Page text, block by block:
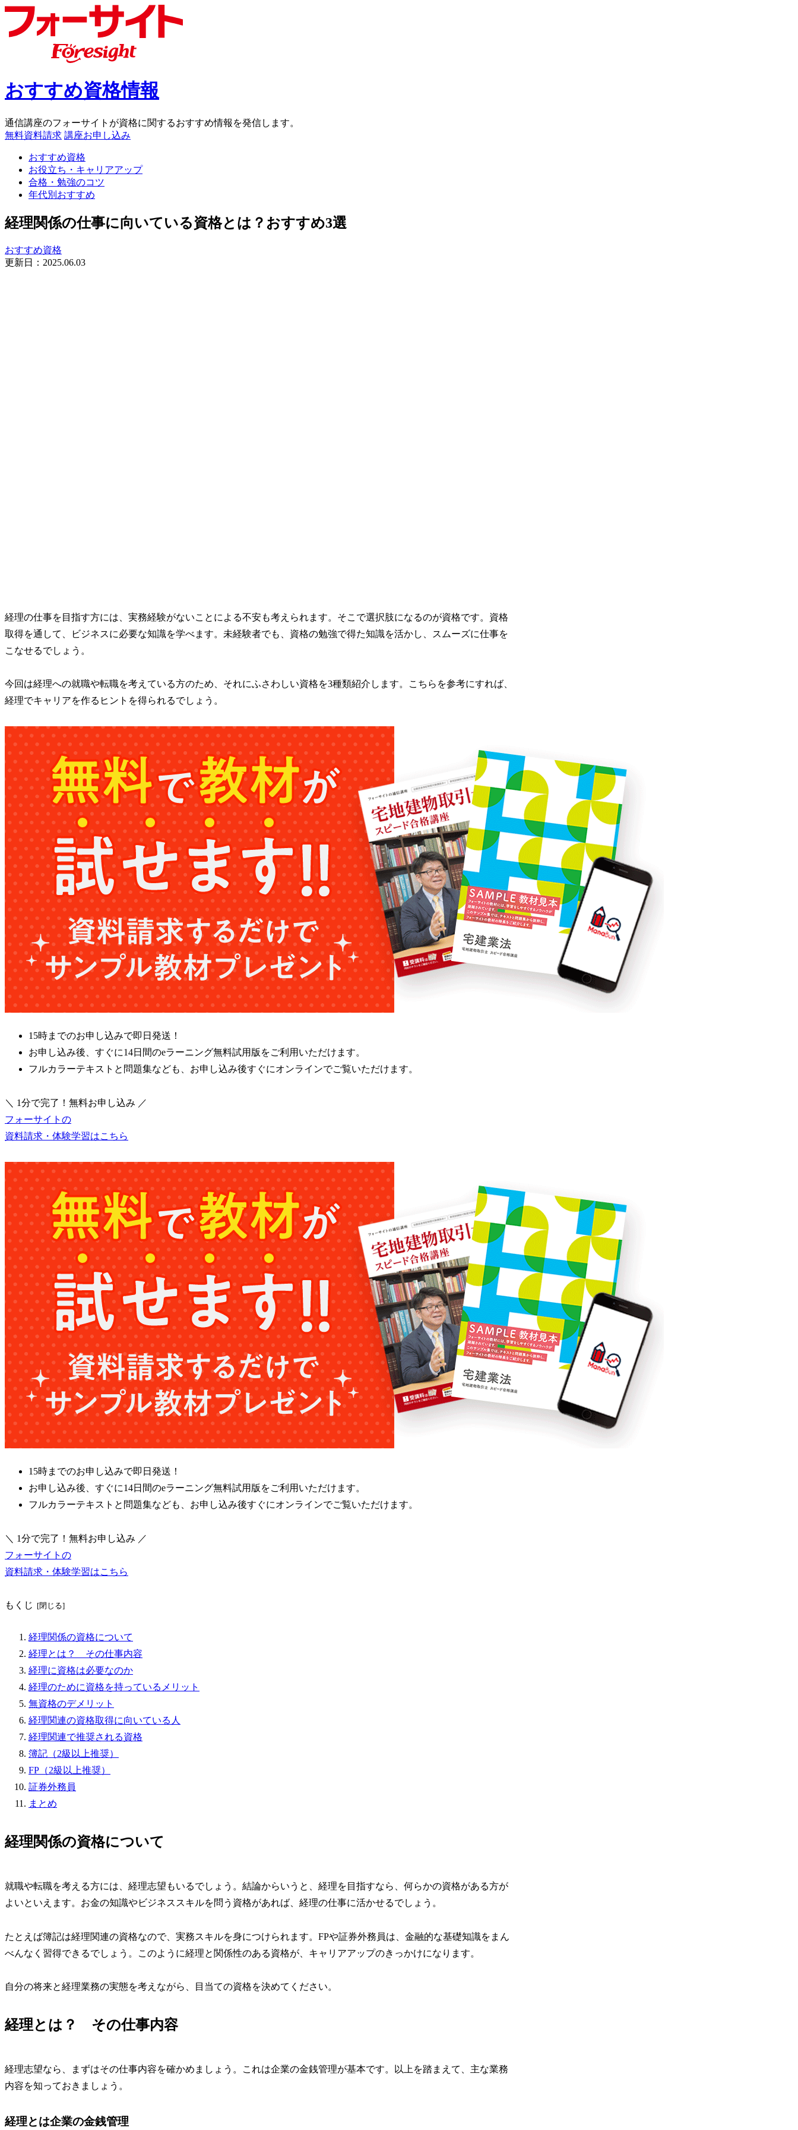
おすすめ資格情報
通信講座のフォーサイトが資格に関するおすすめ情報を発信します。
無料資料請求 講座お申し込み
おすすめ資格
お役立ち・キャリアアップ
合格・勉強のコツ
年代別おすすめ
経理関係の仕事に向いている資格とは？おすすめ3選
おすすめ資格
更新日： 2025.06.03
経理の仕事を目指す方には、実務経験がないことによる不安も考えられます。そこで選択肢になるのが資格です。資格
取得を通して、ビジネスに必要な知識を学べます。未経験者でも、資格の勉強で得た知識を活かし、スムーズに仕事を
こなせるでしょう。
今回は経理への就職や転職を考えている方のため、それにふさわしい資格を3種類紹介します。こちらを参考にすれば、
経理でキャリアを作るヒントを得られるでしょう。
15時までのお申し込みで即日発送！
お申し込み後、すぐに14日間のeラーニング無料試用版をご利用いただけます。
フルカラーテキストと問題集なども、お申し込み後すぐにオンラインでご覧いただけます。
＼ 1分で完了！無料お申し込み ／
フォーサイトの
資料請求・体験学習はこちら
15時までのお申し込みで即日発送！
お申し込み後、すぐに14日間のeラーニング無料試用版をご利用いただけます。
フルカラーテキストと問題集なども、お申し込み後すぐにオンラインでご覧いただけます。
＼ 1分で完了！無料お申し込み ／
フォーサイトの
資料請求・体験学習はこちら
もくじ
経理関係の資格について
経理とは？ その仕事内容
経理に資格は必要なのか
経理のために資格を持っているメリット
無資格のデメリット
経理関連の資格取得に向いている人
経理関連で推奨される資格
簿記（2級以上推奨）
FP（2級以上推奨）
証券外務員
まとめ
経理関係の資格について
就職や転職を考える方には、経理志望もいるでしょう。結論からいうと、経理を目指すなら、何らかの資格がある方が
よいといえます。お金の知識やビジネススキルを問う資格があれば、経理の仕事に活かせるでしょう。
たとえば簿記は経理関連の資格なので、実務スキルを身につけられます。FPや証券外務員は、金融的な基礎知識をまん
べんなく習得できるでしょう。このように経理と関係性のある資格が、キャリアアップのきっかけになります。
自分の将来と経理業務の実態を考えながら、目当ての資格を決めてください。
経理とは？ その仕事内容
経理志望なら、まずはその仕事内容を確かめましょう。これは企業の金銭管理が基本です。以上を踏まえて、主な業務
内容を知っておきましょう。
経理とは企業の金銭管理